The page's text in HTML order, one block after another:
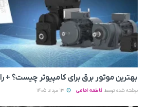
بهترین موتور برق برای کامپیوتر چیست؟ +
نوشته شده توسط فاطمه امامی